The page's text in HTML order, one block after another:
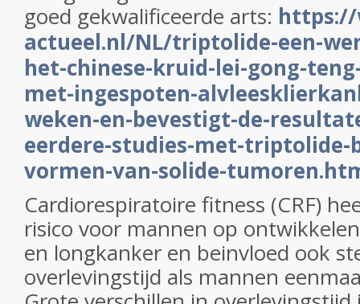
goed gekwalificeerde arts:
actueel.nl/NL/triptolide-een-
het-chinese-kruid-lei-gong-
met-ingespoten-
weken-en-bevestigt-de-
eerdere-studies-met-triptolide-
vormen-van-solide-
Cardiorespiratoire fitness (CRF)
risico voor mannen op
en longkanker en beinvloed ook
overlevingstijd als mannen